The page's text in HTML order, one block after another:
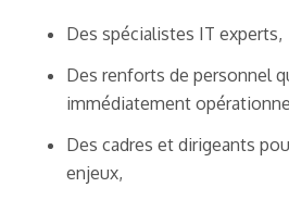
Des spécialistes IT experts,
Des renforts de personnel
immédiatement
Des cadres et dirigeants
enjeux,